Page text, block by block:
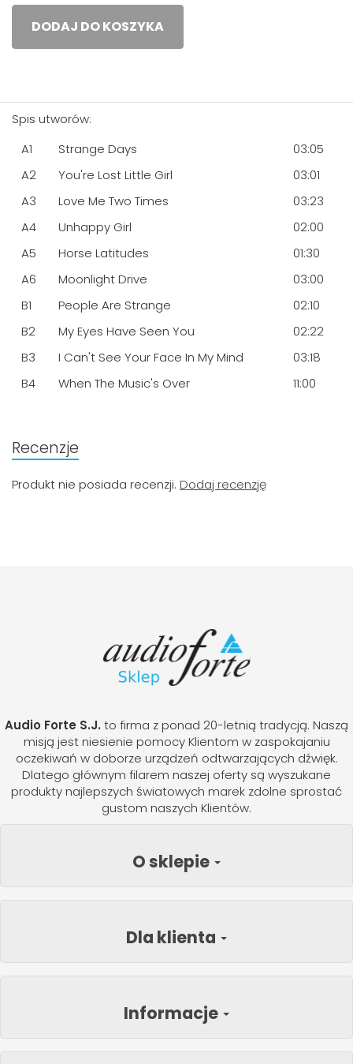
DODAJ DO KOSZYKA
Spis utworów:
A1
Strange Days
03:05
A2
You're Lost Little Girl
03:01
A3
Love Me Two Times
03:23
A4
Unhappy Girl
02:00
A5
Horse Latitudes
01:30
A6
Moonlight Drive
03:00
B1
People Are Strange
02:10
B2
My Eyes Have Seen You
02:22
B3
I Can't See Your Face In My Mind
03:18
B4
When The Music's Over 11:00
Recenzje
Produkt nie posiada recenzji. Dodaj recenzję
Audio Forte S.J. to firma z ponad 20-letnią tradycją. Naszą
misją jest niesienie pomocy Klientom w zaspokajaniu
oczekiwań w doborze urządzeń odtwarzających dźwięk.
Dlatego głównym filarem naszej oferty są wyszukane
produkty najlepszych światowych marek zdolne sprostać
gustom naszych Klientów.
O sklepie
Dla klienta
Informacje